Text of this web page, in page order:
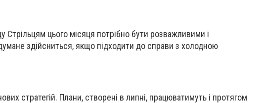
цього місяця потрібно бути розважливими і
здійсниться, якщо підходити до справи з холодною
стратегій. Плани, створені в липні, працюватимуть і протягом